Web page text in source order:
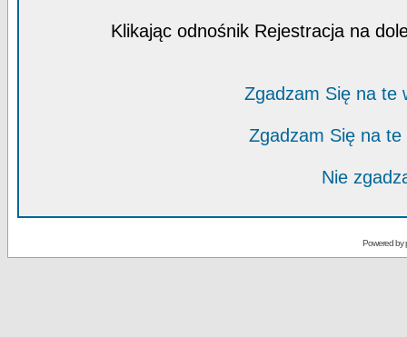
Klikając odnośnik Rejestracja na
Zgadzam Się na te
Zgadzam Się na
Nie
Powered by